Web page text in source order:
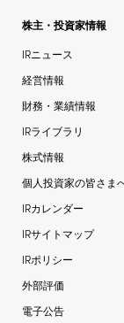
株主・投資家情報
IRニュース
経営情報
財務・業績情報
IRライブラリ
株式情報
個人投資家の皆さま
IRカレンダー
IRサイトマップ
IRポリシー
外部評価
電子公告